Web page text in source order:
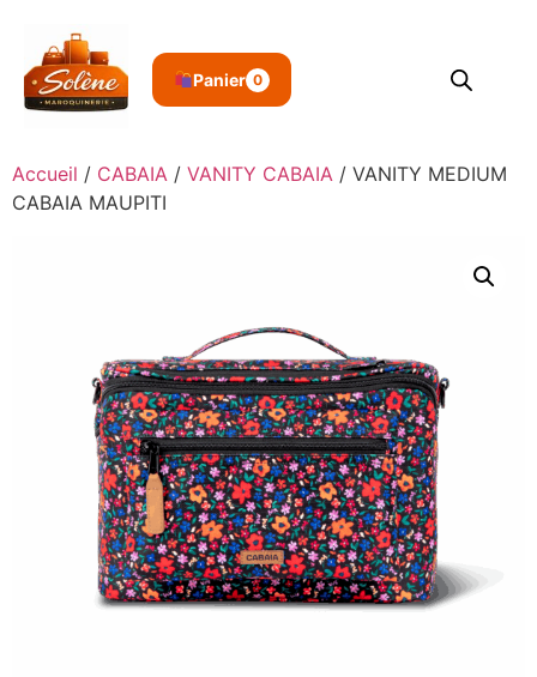
Panier 0
Accueil / CABAIA / VANITY CABAIA / VANITY MEDIUM
CABAIA MAUPITI